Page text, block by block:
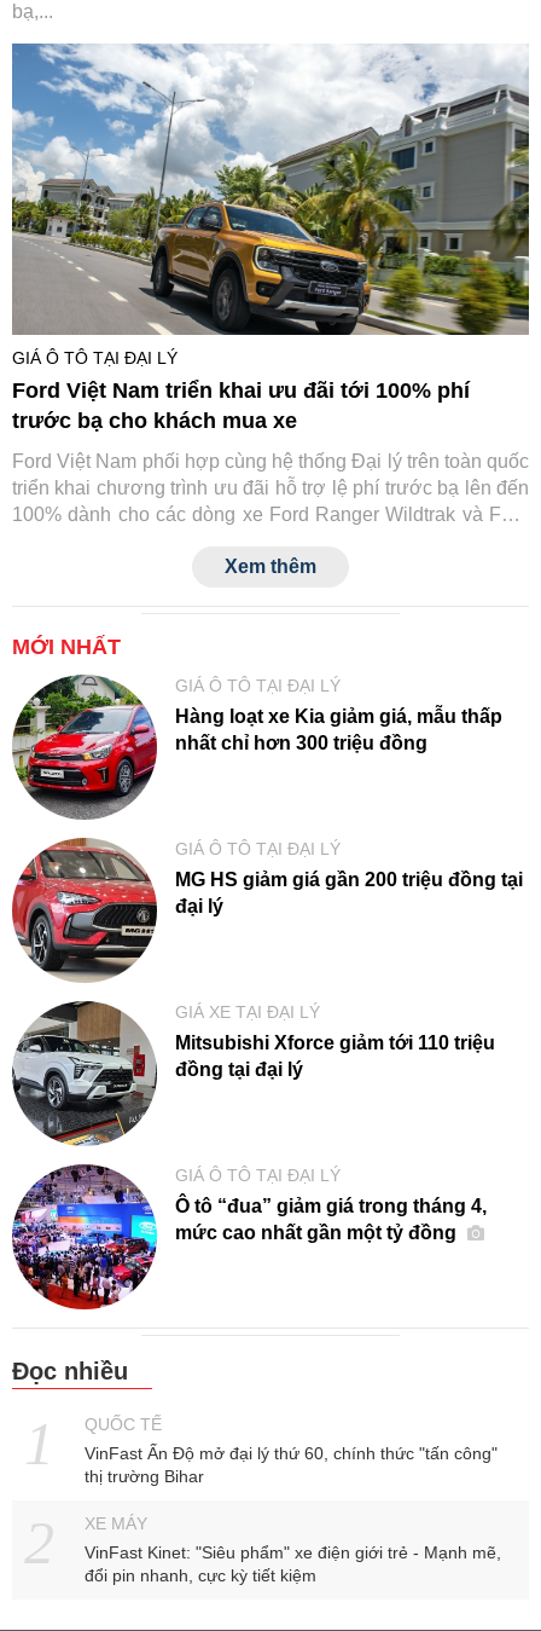
bạ,...
GIÁ Ô TÔ TẠI ĐẠI LÝ
Ford Việt Nam triển khai ưu đãi tới 100% phí
trước bạ cho khách mua xe
Ford Việt Nam phối hợp cùng hệ thống Đại lý trên toàn quốc
triển khai chương trình ưu đãi hỗ trợ lệ phí trước bạ lên đến
100% dành cho các dòng xe Ford Ranger Wildtrak và Ford
Xem thêm
MỚI NHẤT
GIÁ Ô TÔ TẠI ĐẠI LÝ
Hàng loạt xe Kia giảm giá, mẫu thấp
nhất chỉ hơn 300 triệu đồng
GIÁ Ô TÔ TẠI ĐẠI LÝ
MG HS giảm giá gần 200 triệu đồng tại
đại lý
GIÁ XE TẠI ĐẠI LÝ
Mitsubishi Xforce giảm tới 110 triệu
đồng tại đại lý
GIÁ Ô TÔ TẠI ĐẠI LÝ
Ô tô “đua” giảm giá trong tháng 4,
mức cao nhất gần một tỷ đồng
Đọc nhiều
QUỐC TẾ
VinFast Ấn Độ mở đại lý thứ 60, chính thức "tấn công"
thị trường Bihar
XE MÁY
VinFast Kinet: "Siêu phẩm" xe điện giới trẻ - Mạnh mẽ,
đổi pin nhanh, cực kỳ tiết kiệm